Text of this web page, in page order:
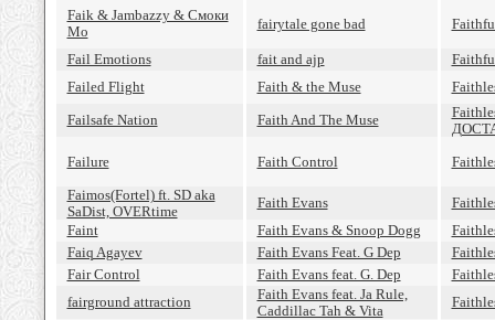
Faik & Jambazzy & Смоки
Мо
fairytale gone bad
Fail Emotions fait and ajp
Failed Flight
Faith & the Muse
Failsafe Nation
Faith And The Muse
Failure
Faith Control
Faimos(Fortel) ft. SD aka
SaDist, OVERtime
Faith Evans
Faint
Faith Evans & Snoop Dogg
Faiq Agayev
Faith Evans Feat. G Dep
Fair Control
Faith Evans feat. G. Dep
fairground attraction
Faith Evans feat. Ja Rule,
Caddillac Tah & Vita